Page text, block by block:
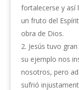
fortalecerse y así
un fruto del
obra de Dios.
Jesús tuvo
su ejemplo nos
nosotros, pero
sufrió